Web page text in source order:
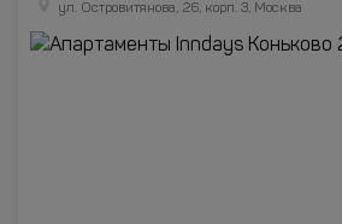
ул. Островитянова, 26, корп. 3, Москва